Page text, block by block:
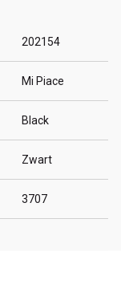
202154
Mi Piace
Black
Zwart
3707